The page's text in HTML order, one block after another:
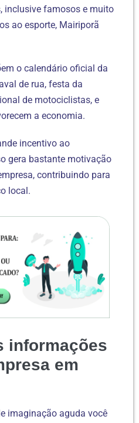
inclusive famosos e muito
ao esporte, Mairiporã
o calendário oficial da
de rua, festa da
de motociclistas, e
a economia.
incentivo ao
gera bastante motivação
contribuindo para
local.
informações
em
imaginação aguda você